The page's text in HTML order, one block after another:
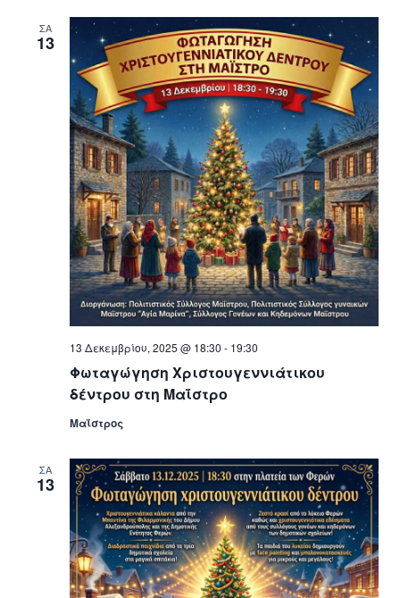
ΣΑ
13
Φωταγώγηση Χριστουγεννιάτικου
δέντρου στη Μαΐστρο
13 Δεκεμβρίου, 2025 @ 18:30 - 19:30
Μαΐστρος
ΣΑ
13